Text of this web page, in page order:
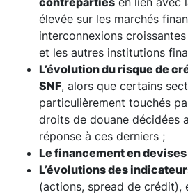
élevée sur les marchés
interconnexions
et les autres institutions
L’évolution du risque de
SNF, alors que certains
particulièrement touchés
droits de douane décidées
réponse à ces derniers ;
Le financement en devises
L’évolutions des
(actions, spread de crédit),